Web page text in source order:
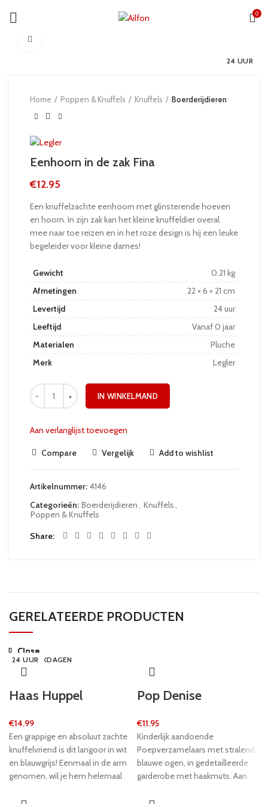
0
24 UUR
Home Poppen & Knuffels Knuffels Boerderijdieren
Eenhoorn in de zak Fina
€12.95
Een knuffelzachte eenhoorn met glinsterende hoeven
en hoorn. In zijn zak kan het kleine knuffeldier overal
mee naar toe reizen en in het roze design is hij een leuke
begeleider voor kleine dames!
Gewicht
0.21 kg
Afmetingen
22 × 6 × 21 cm
Levertijd
24 uur
Leeftijd
Vanaf 0 jaar
Materialen
Pluche
Merk
Legler
IN WINKELMAND
Aan verlanglijst toevoegen
Compare Vergelijk Add to wishlist
Artikelnummer: 4146
Categorieën: Boerderijdieren Knuffels
Poppen & Knuffels
Share
GERELATEERDE PRODUCTEN
24 UUR
Close
Haas Huppel
€14.99
Een grappige en absoluut zachte
knuffelvriend is dit langoor in wit
en blauwgrijs! Eenmaal in de arm
genomen, wil je hem helemaal
24 UUR
Close
Pop Denise
€11.95
Kinderlijk aandoende
Poepverzamelaars met stralend
blauwe ogen, in gedetailleerde
garderobe met haakmuts. Aan
Close
24 UUR
Close
5-8 WERKDAGEN
Close
24 UUR
Close
24 UUR
Close
24 UUR
Close